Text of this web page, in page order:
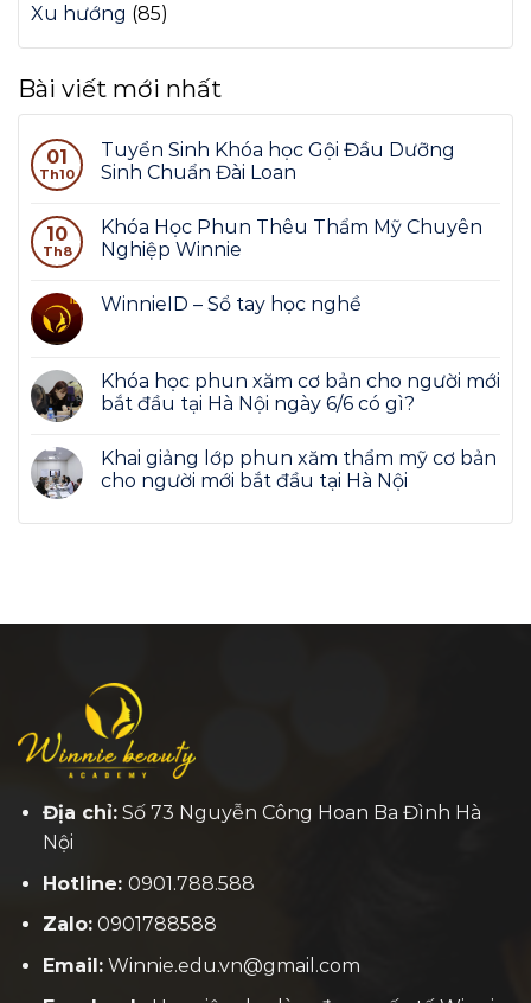
Xu hướng (85)
Bài viết mới nhất
01
Th10
Tuyển Sinh Khóa học Gội Đầu Dưỡng
Sinh Chuẩn Đài Loan
10
Th8
Khóa Học Phun Thêu Thẩm Mỹ Chuyên
Nghiệp Winnie
WinnieID – Sổ tay học nghề
Khóa học phun xăm cơ bản cho người mới
bắt đầu tại Hà Nội ngày 6/6 có gì?
Khai giảng lớp phun xăm thẩm mỹ cơ bản
cho người mới bắt đầu tại Hà Nội
Địa chỉ:Số 73 Nguyễn Công Hoan Ba Đình Hà
Nội
Hotline: 0901.788.588
Zalo:0901788588
Email:Winnie.edu.vn@gmail.com